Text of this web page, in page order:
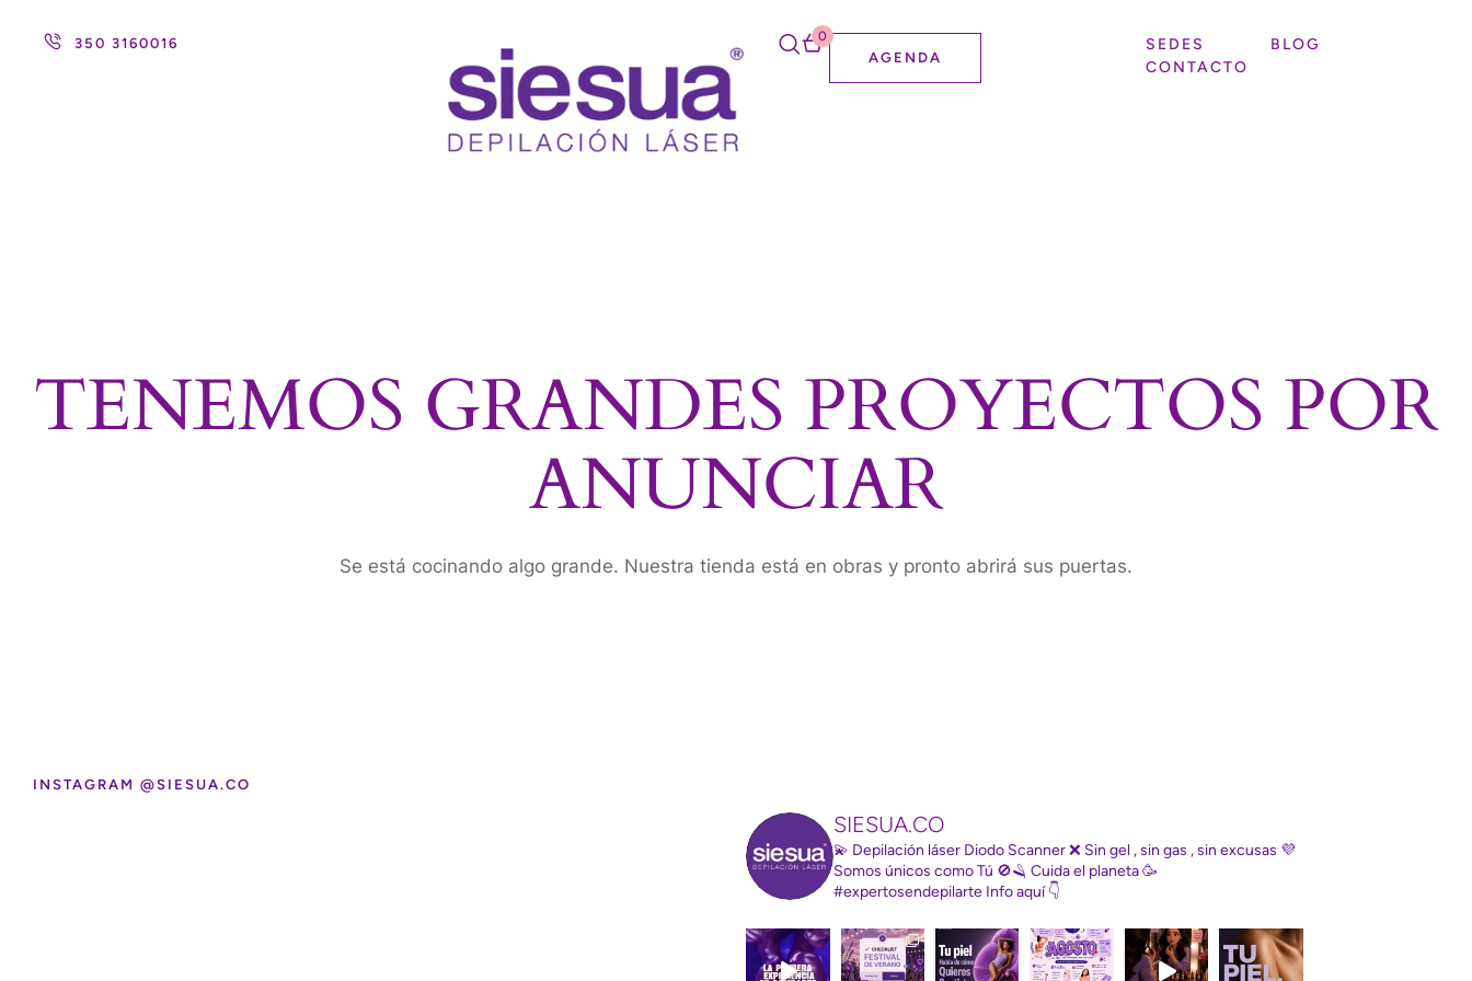
350 3160016 0
AGENDA
SEDES
BLOG
CONTACTO
TENEMOS GRANDES PROYECTOS POR
ANUNCIAR
Se está cocinando algo grande. Nuestra tienda está en obras y pronto abrirá sus puertas.
INSTAGRAM @SIESUA.CO
SIESUA.CO
💫 Depilación láser Diodo Scanner❌ Sin gel , sin gas , sin excusas 💜
Somos únicos como Tú 🚫🪒 Cuida el planeta🥳
#expertosendepilarte Info aquí 👇